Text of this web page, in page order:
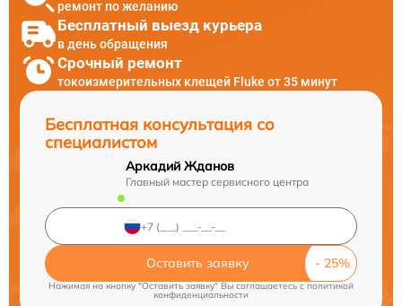
ремонт по желанию
Бесплатный выезд курьера
в день обращения
Срочный ремонт
токоизмерительных клещей Fluke от 35 минут
Бесплатная консультация со
специалистом
Аркадий Жданов
Главный мастер сервисного центра
Оставить заявку
Нажимая на кнопку "Оставить заявку" Вы соглашаетесь cполитикой
конфиденциальности